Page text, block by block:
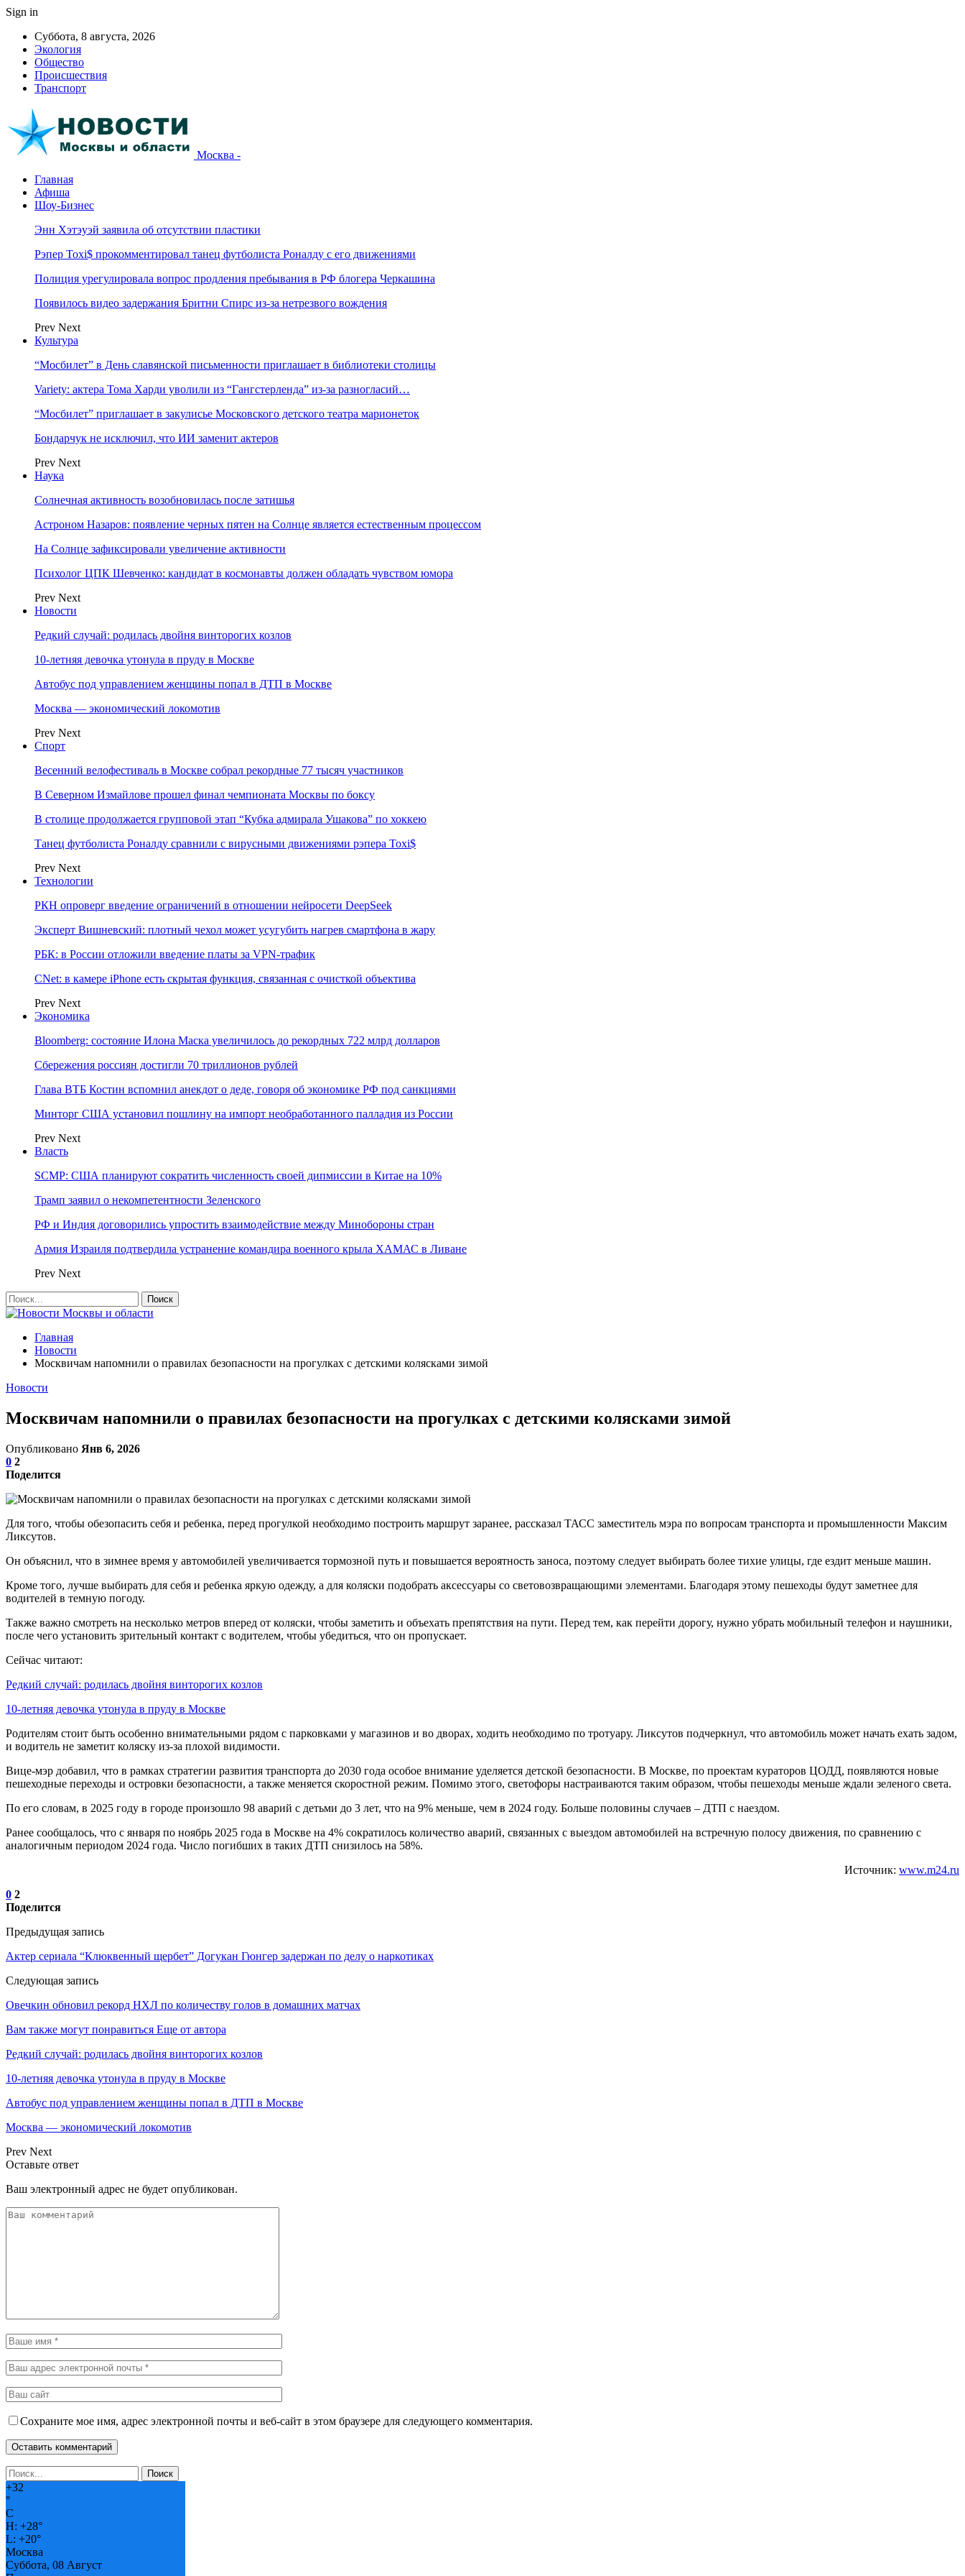
Sign in
Суббота, 8 августа, 2026
Экология
Общество
Происшествия
Транспорт
Москва -
Главная
Афиша
Шоу-Бизнес
Энн Хэтэуэй заявила об отсутствии пластики
Рэпер Toxi$ прокомментировал танец футболиста Роналду с его движениями
Полиция урегулировала вопрос продления пребывания в РФ блогера Черкашина
Появилось видео задержания Бритни Спирс из-за нетрезвого вождения
Prev Next
Культура
“Мосбилет” в День славянской письменности приглашает в библиотеки столицы
Variety: актера Тома Харди уволили из “Гангстерленда” из-за разногласий…
“Мосбилет” приглашает в закулисье Московского детского театра марионеток
Бондарчук не исключил, что ИИ заменит актеров
Prev Next
Наука
Солнечная активность возобновилась после затишья
Астроном Назаров: появление черных пятен на Солнце является естественным процессом
На Солнце зафиксировали увеличение активности
Психолог ЦПК Шевченко: кандидат в космонавты должен обладать чувством юмора
Prev Next
Новости
Редкий случай: родилась двойня винторогих козлов
10-летняя девочка утонула в пруду в Москве
Автобус под управлением женщины попал в ДТП в Москве
Москва — экономический локомотив
Prev Next
Спорт
Весенний велофестиваль в Москве собрал рекордные 77 тысяч участников
В Северном Измайлове прошел финал чемпионата Москвы по боксу
В столице продолжается групповой этап “Кубка адмирала Ушакова” по хоккею
Танец футболиста Роналду сравнили с вирусными движениями рэпера Toxi$
Prev Next
Технологии
РКН опроверг введение ограничений в отношении нейросети DeepSeek
Эксперт Вишневский: плотный чехол может усугубить нагрев смартфона в жару
РБК: в России отложили введение платы за VPN-трафик
CNet: в камере iPhone есть скрытая функция, связанная с очисткой объектива
Prev Next
Экономика
Bloomberg: состояние Илона Маска увеличилось до рекордных 722 млрд долларов
Сбережения россиян достигли 70 триллионов рублей
Глава ВТБ Костин вспомнил анекдот о деде, говоря об экономике РФ под санкциями
Минторг США установил пошлину на импорт необработанного палладия из России
Prev Next
Власть
SCMP: США планируют сократить численность своей дипмиссии в Китае на 10%
Трамп заявил о некомпетентности Зеленского
РФ и Индия договорились упростить взаимодействие между Минобороны стран
Армия Израиля подтвердила устранение командира военного крыла ХАМАС в Ливане
Prev Next
Главная
Новости
Москвичам напомнили о правилах безопасности на прогулках с детскими колясками зимой
Новости
Москвичам напомнили о правилах безопасности на прогулках с детскими колясками зимой
Опубликовано Янв 6, 2026
0 2
Поделится
Для того, чтобы обезопасить себя и ребенка, перед прогулкой необходимо построить маршрут заранее, рассказал ТАСС заместитель мэра по вопросам транспорта и промышленности Максим
Ликсутов.
Он объяснил, что в зимнее время у автомобилей увеличивается тормозной путь и повышается вероятность заноса, поэтому следует выбирать более тихие улицы, где ездит меньше машин.
Кроме того, лучше выбирать для себя и ребенка яркую одежду, а для коляски подобрать аксессуары со световозвращающими элементами. Благодаря этому пешеходы будут заметнее для
водителей в темную погоду.
Также важно смотреть на несколько метров вперед от коляски, чтобы заметить и объехать препятствия на пути. Перед тем, как перейти дорогу, нужно убрать мобильный телефон и наушники,
после чего установить зрительный контакт с водителем, чтобы убедиться, что он пропускает.
Сейчас читают:
Редкий случай: родилась двойня винторогих козлов
10-летняя девочка утонула в пруду в Москве
Родителям стоит быть особенно внимательными рядом с парковками у магазинов и во дворах, ходить необходимо по тротуару. Ликсутов подчеркнул, что автомобиль может начать ехать задом,
и водитель не заметит коляску из-за плохой видимости.
Вице-мэр добавил, что в рамках стратегии развития транспорта до 2030 года особое внимание уделяется детской безопасности. В Москве, по проектам кураторов ЦОДД, появляются новые
пешеходные переходы и островки безопасности, а также меняется скоростной режим. Помимо этого, светофоры настраиваются таким образом, чтобы пешеходы меньше ждали зеленого света.
По его словам, в 2025 году в городе произошло 98 аварий с детьми до 3 лет, что на 9% меньше, чем в 2024 году. Больше половины случаев – ДТП с наездом.
Ранее сообщалось, что с января по ноябрь 2025 года в Москве на 4% сократилось количество аварий, связанных с выездом автомобилей на встречную полосу движения, по сравнению с
аналогичным периодом 2024 года. Число погибших в таких ДТП снизилось на 58%.
Источник: www.m24.ru
0 2
Поделится
Предыдущая запись
Актер сериала “Клюквенный щербет” Догукан Гюнгер задержан по делу о наркотиках
Следующая запись
Овечкин обновил рекорд НХЛ по количеству голов в домашних матчах
Вам также могут понравиться Еще от автора
Редкий случай: родилась двойня винторогих козлов
10-летняя девочка утонула в пруду в Москве
Автобус под управлением женщины попал в ДТП в Москве
Москва — экономический локомотив
Prev Next
Оставьте ответ
Ваш электронный адрес не будет опубликован.
Сохраните мое имя, адрес электронной почты и веб-сайт в этом браузере для следующего комментария.
+32
°
C
H: +28°
L: +20°
Москва
Суббота, 08 Август